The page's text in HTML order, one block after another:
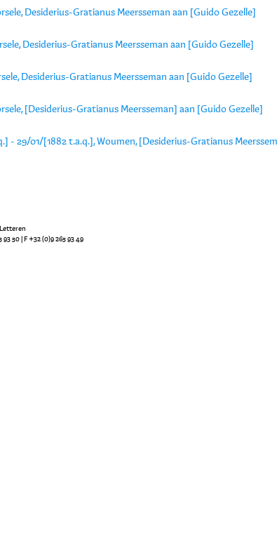
Desiderius-Gratianus Meersseman aan [Guido Gezelle]
Desiderius-Gratianus Meersseman aan [Guido Gezelle]
Desiderius-Gratianus Meersseman aan [Guido Gezelle]
[Desiderius-Gratianus Meersseman] aan [Guido Gezelle]
- 29/01/[1882 t.a.q.], Woumen, [Desiderius-Gratianus
93 50 | F +32 (0)9 265 93 49